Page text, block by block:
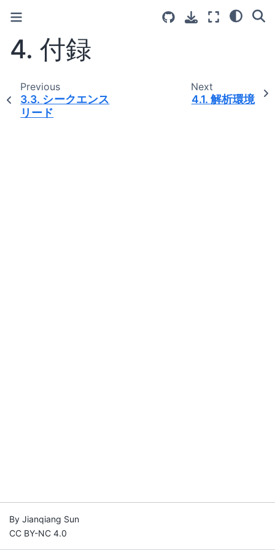
4. 付録
Previous
3.3. シークエンス
リード
Next
4.1. 解析環境
By Jianqiang Sun
CC BY-NC 4.0